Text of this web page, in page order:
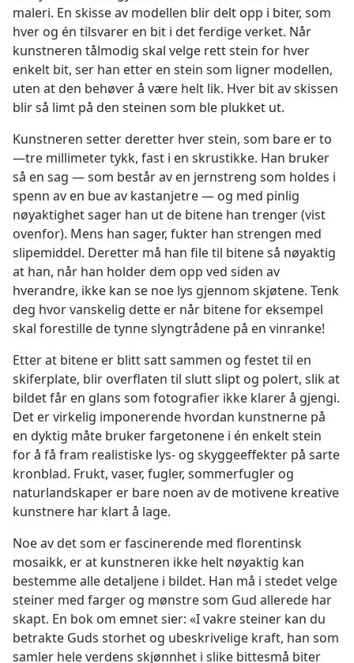
maleri. En skisse av modellen blir delt opp i biter, som
hver og én tilsvarer en bit i det ferdige verket. Når
kunstneren tålmodig skal velge rett stein for hver
enkelt bit, ser han etter en stein som ligner modellen,
uten at den behøver å være helt lik. Hver bit av skissen
blir så limt på den steinen som ble plukket ut.
Kunstneren setter deretter hver stein, som bare er to
—tre millimeter tykk, fast i en skrustikke. Han bruker
så en sag — som består av en jernstreng som holdes i
spenn av en bue av kastanjetre — og med pinlig
nøyaktighet sager han ut de bitene han trenger (vist
ovenfor). Mens han sager, fukter han strengen med
slipemiddel. Deretter må han file til bitene så nøyaktig
at han, når han holder dem opp ved siden av
hverandre, ikke kan se noe lys gjennom skjøtene. Tenk
deg hvor vanskelig dette er når bitene for eksempel
skal forestille de tynne slyngtrådene på en vinranke!
Etter at bitene er blitt satt sammen og festet til en
skiferplate, blir overflaten til slutt slipt og polert, slik at
bildet får en glans som fotografier ikke klarer å gjengi.
Det er virkelig imponerende hvordan kunstnerne på
en dyktig måte bruker fargetonene i én enkelt stein
for å få fram realistiske lys- og skyggeeffekter på sarte
kronblad. Frukt, vaser, fugler, sommerfugler og
naturlandskaper er bare noen av de motivene kreative
kunstnere har klart å lage.
Noe av det som er fascinerende med florentinsk
mosaikk, er at kunstneren ikke helt nøyaktig kan
bestemme alle detaljene i bildet. Han må i stedet velge
steiner med farger og mønstre som Gud allerede har
skapt. En bok om emnet sier: «I vakre steiner kan du
betrakte Guds storhet og ubeskrivelige kraft, han som
samler hele verdens skjønnhet i slike bittesmå biter